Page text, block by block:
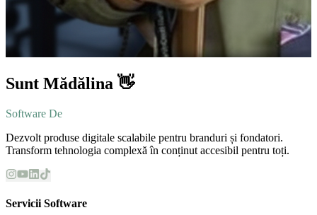
Sunt Mădălina 👋
Software Developer
Dezvolt produse digitale scalabile pentru branduri și fondatori.
Transform tehnologia complexă în conținut accesibil pentru toți.
Servicii Software